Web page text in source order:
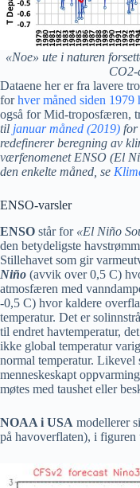
«Noe» ute i naturen
CO2-
Dataene her er fra lavere
forhver måned siden 1979
også for Mid-troposfæren,
til januar måned (2019) for
redefinerer beregning av
værfenomenet ENSO (El
den enkelte måned, se
ENSO-varsler
ENSO står for «El Niño
den betydeligste
Stillehavet som gir
Niño (avvik over 0,5 C)
atmosfæren med
-0,5 C) hvor kaldere
temperatur. Det er
til endret havtemperatur,
ikke global temperatur
normal temperatur. Likevel
menneskeskapt
møtes med taushet eller
NOAA i USA modellerer
på havoverflaten), i figuren